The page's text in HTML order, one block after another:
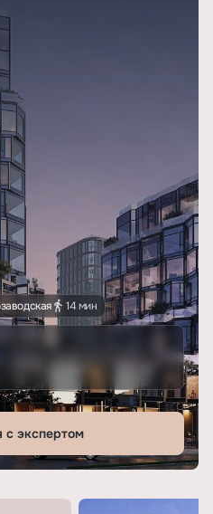
14 мин
с экспертом